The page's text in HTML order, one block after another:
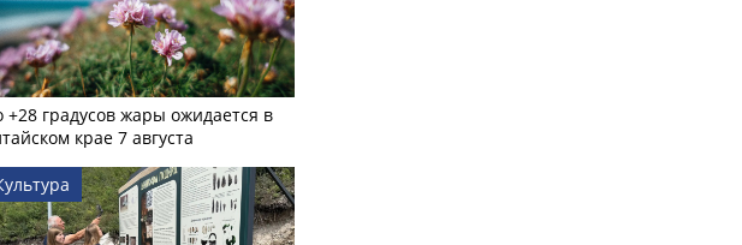
+28 градусов жары ожидается в
крае 7 августа